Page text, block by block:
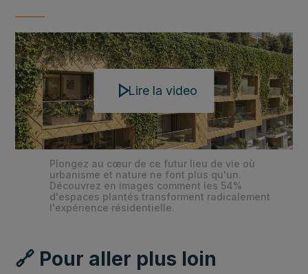
Lire la video
Plongez au cœur de ce futur lieu de vie où
urbanisme et nature ne font plus qu'un.
Découvrez en images comment les 54%
d'espaces plantés transforment radicalement
l'expérience résidentielle.
🔗 Pour aller plus loin